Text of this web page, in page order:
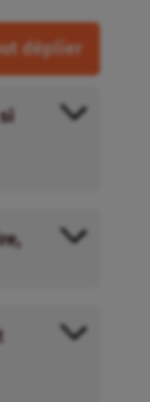
déplier